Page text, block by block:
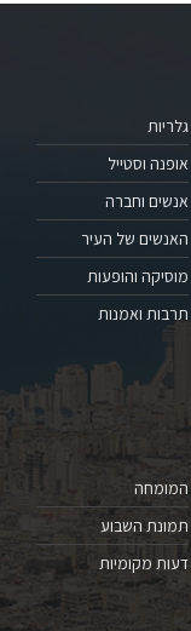
גלריות
אופנה וסטייל
אנשים וחברה
האנשים של העיר
מוסיקה והופעות
תרבות ואמנות
המומחה
תמונת השבוע
דעות מקומיות